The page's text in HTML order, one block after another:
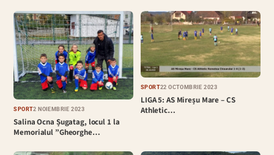
SPORT2 NOIEMBRIE 2023
Salina Ocna Șugatag, locul 1 la
Memorialul ”Gheorghe…
SPORT22 OCTOMBRIE 2023
LIGA 5: AS Mireșu Mare – CS
Athletic…